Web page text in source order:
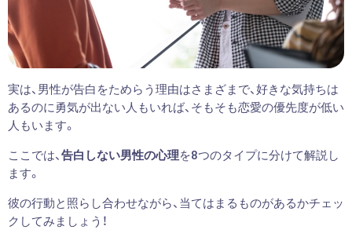
実は、男性が告白をためらう理由はさまざまで、好きな気持ちは
あるのに勇気が出ない人もいれば、そもそも恋愛の優先度が低い
人もいます。
ここでは、告白しない男性の心理を8つのタイプに分けて解説し
ます。
彼の行動と照らし合わせながら、当てはまるものがあるかチェッ
クしてみましょう！